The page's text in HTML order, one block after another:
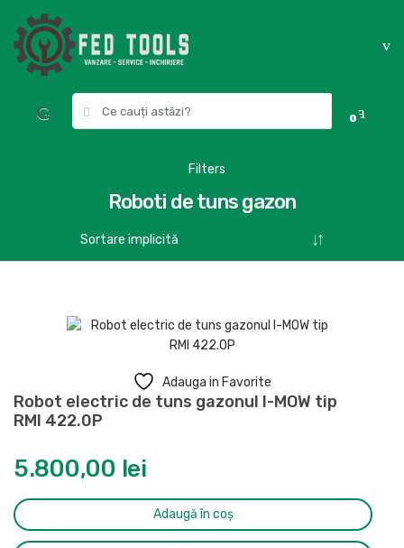
navigation
content
for:
0
Filters
Roboti de tuns gazon
Adauga in Favorite
Robot electric de tuns gazonul I-MOW tip
RMI 422.0P
5.800,00 lei
Adaugă în coș